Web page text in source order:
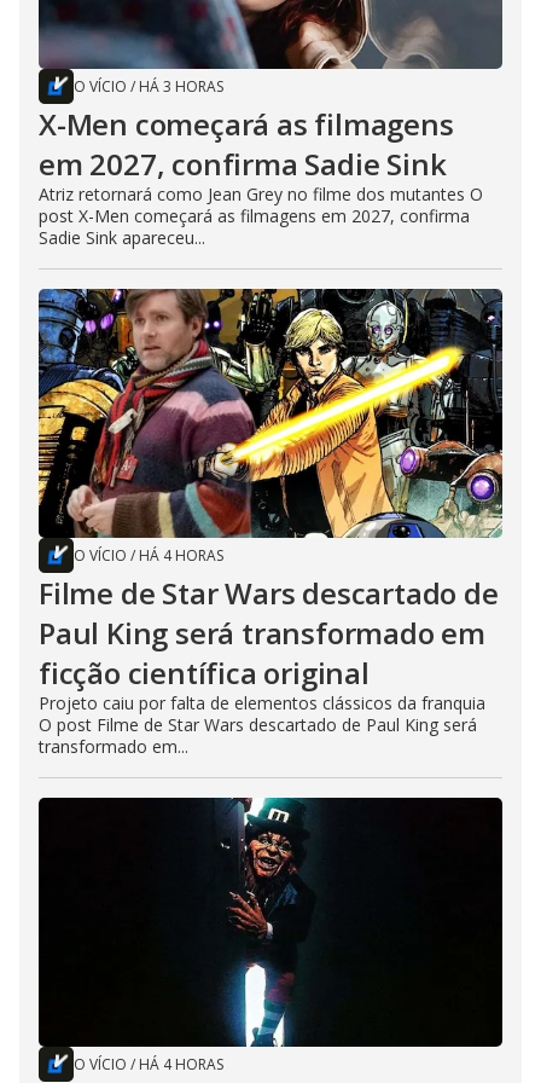
O VÍCIO / HÁ 3 HORAS
X-Men começará as filmagens
em 2027, confirma Sadie Sink
Atriz retornará como Jean Grey no filme dos mutantes O
post X-Men começará as filmagens em 2027, confirma
Sadie Sink apareceu...
O VÍCIO / HÁ 4 HORAS
Filme de Star Wars descartado de
Paul King será transformado em
ficção científica original
Projeto caiu por falta de elementos clássicos da franquia
O post Filme de Star Wars descartado de Paul King será
transformado em...
O VÍCIO / HÁ 4 HORAS